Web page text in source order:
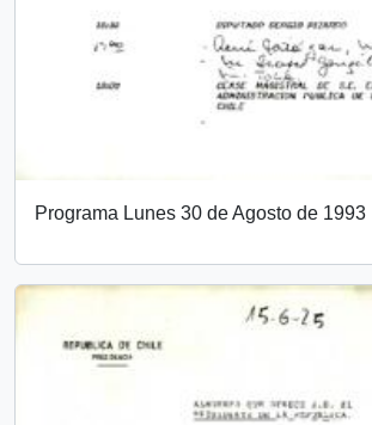
Programa Lunes 30 de Agosto de 1993